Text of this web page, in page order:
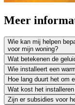
Meer
Wie kan mij helpen
voor mijn woning?
Wat betekenen de
Wie installeert een
Hoe lang duurt het om
Wat kost het
Zijn er subsidies voor